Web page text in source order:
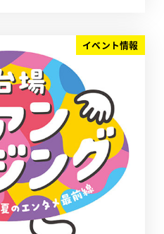
イベント情報